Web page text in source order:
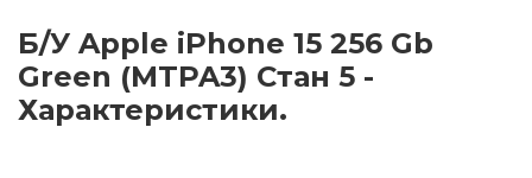
Б/У Apple iPhone 15 256 Gb
Green (MTPA3) Стан 5 -
Характеристики.